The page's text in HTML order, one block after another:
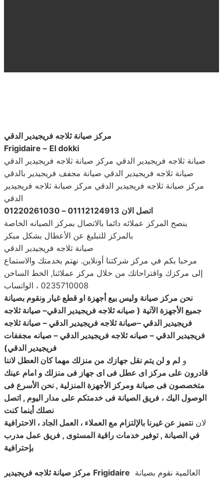
مركز صيانة ثلاجه فريجيدير الدقي
Frigidaire – El dokki
صيانة ثلاجه فريجيدير الدقي مركز صيانة ثلاجه فريجيدير الدقي
صيانة ثلاجه فريجيدير الدقي صيانة مجفف فريجيدير بالدقي
مركز صيانة ثلاجه فريجيدير الدقي مركز صيانة ثلاجه فريجيدير
الدقي
اتصل الان 01112124913 – 01220261030
ينصح المركز عملائه دائما بالاتصال بمركز الصيانه الخاصة
بالمركز للتبليغ عن الأعطال بشكل مبكر
صيانة ثلاجه فريجيدير الدقي
مرحبا بكم في مركز شركتنا أونلاين. نهتم بخدمتك والاستماع
إلى مركزك واقتراحاتك من خلال مركز عملائنا, الخط الساخن
0235710008 ، الواتساب
نحن مركز صيانة وليس بيع أجهزة او قطع غيار ونقوم بصيانة
جميع الأجهزة الآتية ( صيانه ثلاجه فريجيدير الدقي– صيانةثلاجه
فريجيدير الدقي –صيانة ثلاجه فريجيدير الدقي – صيانة ثلاجه
فريجيدير الدقي – صيانه ثلاجه فريجيدير الدقي – صيانه مجففات
فريجيدير الدقي)
و لم و لن يتم نقل جهازك من منزلك مهما كان العطل لاننا
قادرون على مركز اى عطل فى اى جهاز فى منزلك و امام عينك
متخصصون فى صيانة ومركز الأجهزة المنزلية , نحن الأسرع فى
الوصول اليك ، فريق الصيانة فى خدمتكم على مدار اليوم , اتصل
نصلك أينما كنت
لان نتميز عن غيرنا بالإلتزام مع العملاء ، العمل الجاد ، الاحترافية
في الصيانة , توفير خدمات راقية المستوى , فريق عمل مدرب
بإحترافية
مركز صيانة ثلاجه فريجيدير Frigidaire